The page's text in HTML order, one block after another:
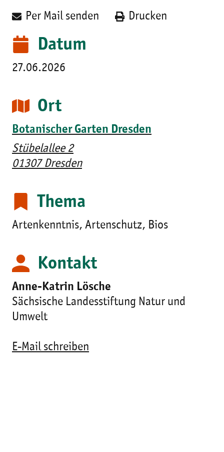
Per Mail senden Drucken
Datum
27.06.2026
Ort
Botanischer Garten Dresden
Stübelallee 2
01307 Dresden
Thema
Artenkenntnis, Artenschutz, Bios
Kontakt
Anne-Katrin Lösche
Sächsische Landesstiftung Natur und
Umwelt
E-Mail schreiben